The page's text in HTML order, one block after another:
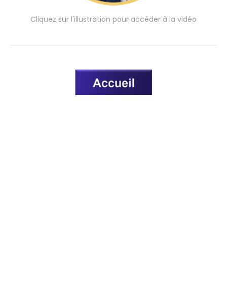
Cliquez sur l'illustration pour accéder à la vidéo